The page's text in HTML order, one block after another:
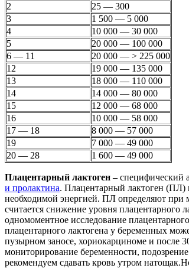
2
25 — 300
3
1 500 — 5 000
4
10 000 — 30 000
5
20 000 — 100 000
6 — 11
20 000 — > 225 000
12
19 000 — 135 000
13
18 000 — 110 000
14
14 000 — 80 000
15
12 000 — 68 000
16
10 000 — 58 000
17 — 18
8 000 — 57 000
19
7 000 — 49 000
20 — 28
1 600 — 49 000
Плацентарный лактоген –специфический
и пролактина. Плацентарный лактоген (ПЛ)
необходимой энергией. ПЛ определяют при
считается снижение уровня
одномоментное исследование
плацентарного лактогена у беременных
пузырном заносе, хориокарциноме и после
мониторирование беременности,
рекомендуем сдавать кровь утром